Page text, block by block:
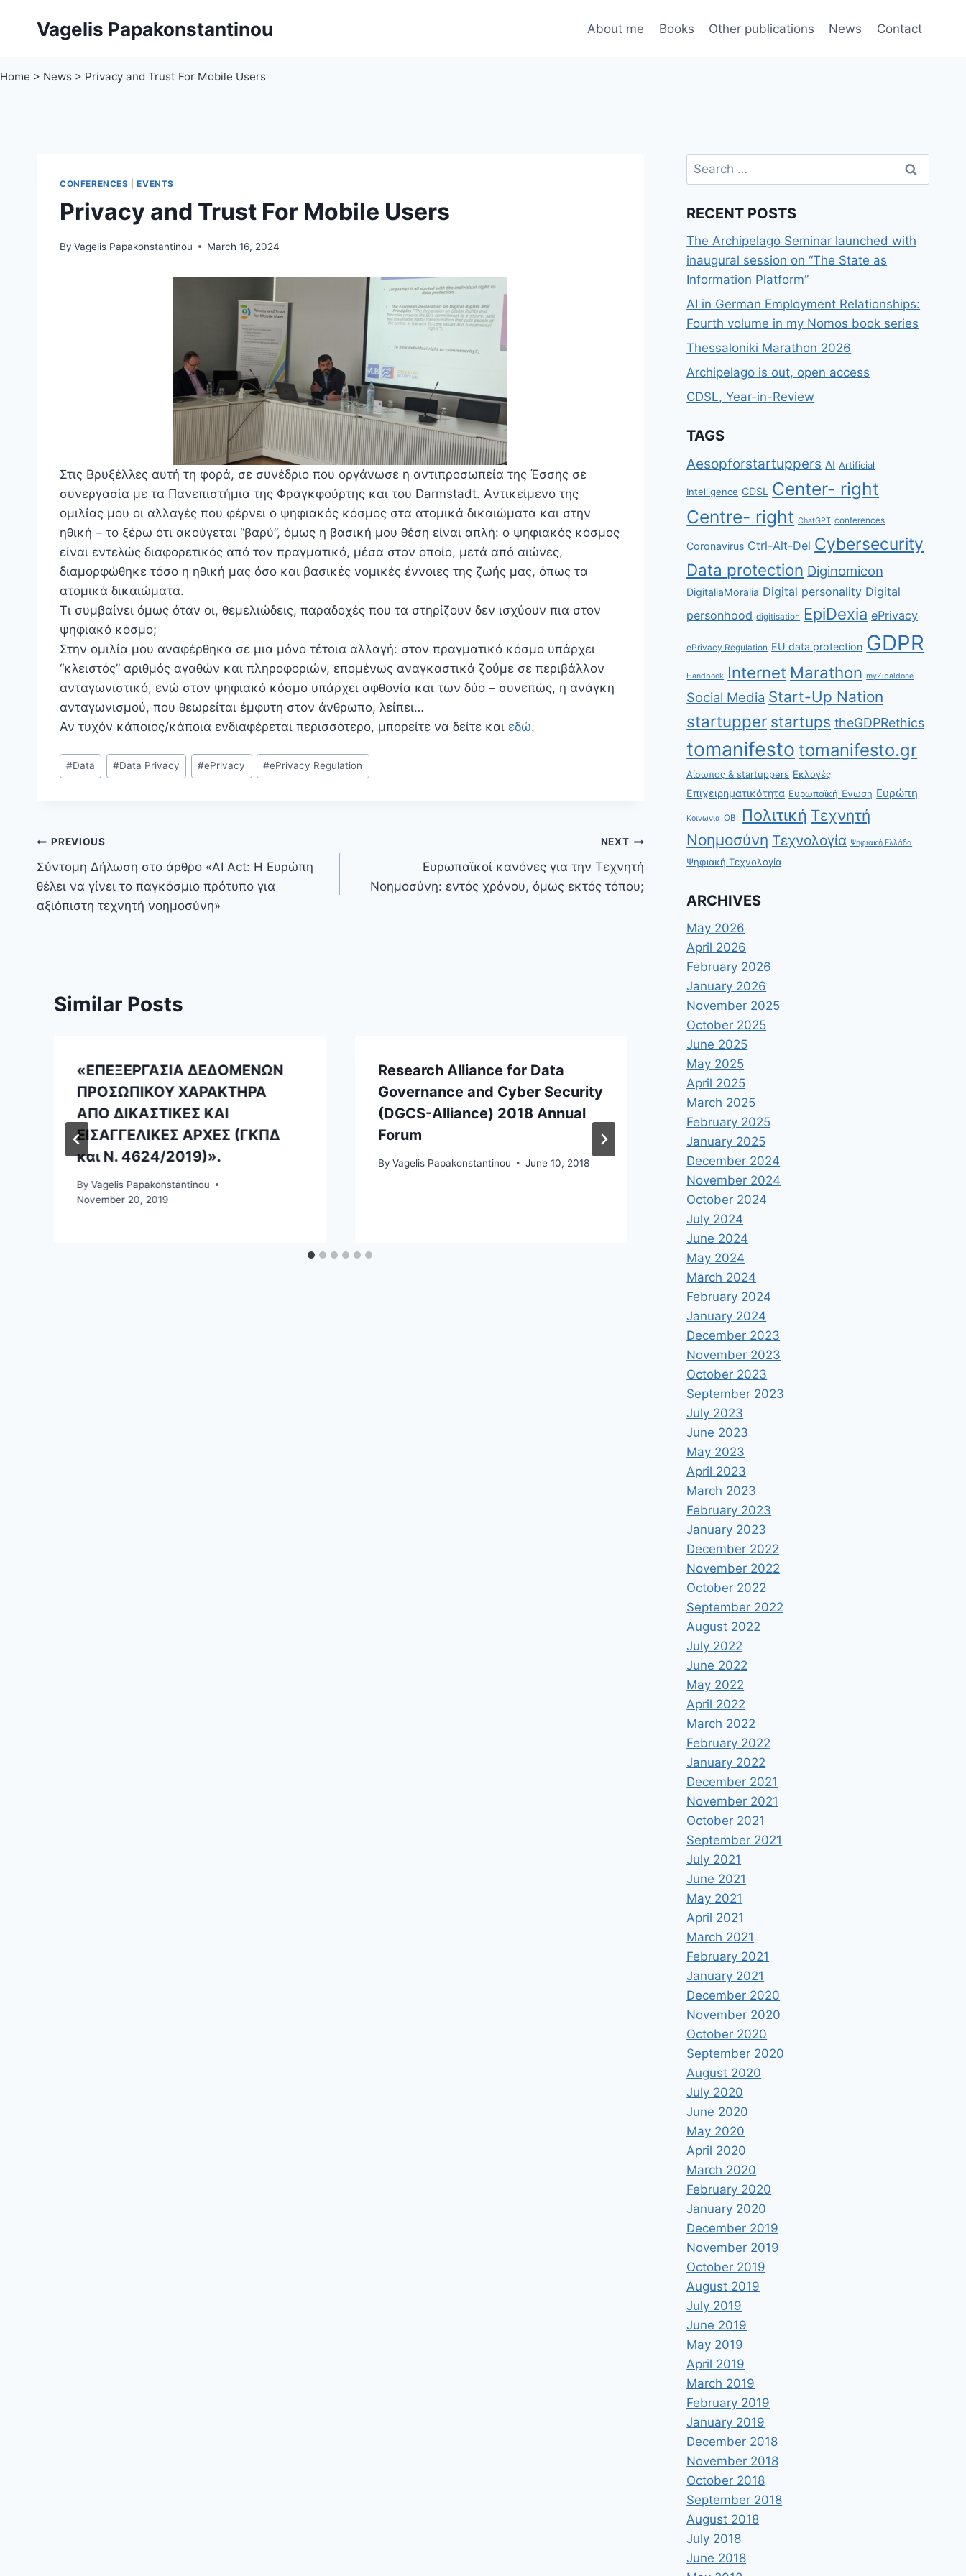
Vagelis Papakonstantinou About me Books Other publications News Contact
Home > News > Privacy and Trust For Mobile Users
CONFERENCES |EVENTS
Privacy and Trust For Mobile Users
By Vagelis Papakonstantinou March 16, 2024
Στις Βρυξέλλες αυτή τη φορά, σε συνέδριο που οργάνωσε η αντιπροσωπεία της Έσσης σε
συνεργασία με τα Πανεπιστήμια της Φραγκφούρτης και του Darmstadt. Aντικείμενο της
ομιλίας μου οι αλλαγές που φέρνει ο ψηφιακός κόσμος στα ατομικά δικαιώματα και στην
ηθική – το ξέρω ότι ακούγεται “βαρύ”, όμως η βασική μου θέση είναι απλή: ο ψηφιακός κόσμος
είναι εντελώς διαφορετικός από τον πραγματικό, μέσα στον οποίο, μετά από αιώνες,
διαμορφώθηκε τόσο η ηθική μας όσο και βασικές νομικές έννοιες της ζωής μας, όπως τα
ατομικά δικαιώματα.
Τι συμβαίνει όμως όταν οι, θεμελιώδεις, παραδοχές που τα στηρίζουν δεν ισχύουν πια στον
ψηφιακό κόσμο;
Στην ομιλία μου αναφέρθηκα σε μια μόνο τέτοια αλλαγή: στον πραγματικό κόσμο υπάρχει
“κλειστός” αριθμός αγαθών και πληροφοριών, επομένως αναγκαστικά ζούμε σε περιβάλλον
ανταγωνιστικό, ενώ στον ψηφιακό κόσμο υπάρχει αφθονία και των δύο – συνεπώς, η ανάγκη
ανταγωνισμού, που θεωρείται έμφυτη στον άνθρωπο, λείπει…
Αν τυχόν κάποιος/κάποια ενδιαφέρεται περισσότερο, μπορείτε να δείτε και εδώ.
Post
Tags:
#Data #Data Privacy #ePrivacy #ePrivacy Regulation
Post
navigation
PREVIOUS
Σύντομη Δήλωση στο άρθρο «AI Act: Η Ευρώπη
θέλει να γίνει το παγκόσμιο πρότυπο για
αξιόπιστη τεχνητή νοημοσύνη»
NEXT
Ευρωπαϊκοί κανόνες για την Τεχνητή
Νοημοσύνη: εντός χρόνου, όμως εκτός τόπου;
Similar Posts
«ΕΠΕΞΕΡΓΑΣΙΑ ΔΕΔΟΜΕΝΩΝ
ΠΡΟΣΩΠΙΚΟΥ ΧΑΡΑΚΤΗΡΑ
ΑΠΟ ΔΙΚΑΣΤΙΚΕΣ ΚΑΙ
ΕΙΣΑΓΓΕΛΙΚΕΣ ΑΡΧΕΣ (ΓΚΠΔ
και Ν. 4624/2019)».
By Vagelis Papakonstantinou
November 20, 2019
Research Alliance for Data
Governance and Cyber Security
(DGCS-Alliance) 2018 Annual
Forum
By Vagelis Papakonstantinou June 10, 2018
2ο Διεθνές Συνέδριο για την
Τεχνητή Νοημοσύνη (Quo
Vadis AI?)
By Vagelis Papakonstantinou
Search
for:
RECENT POSTS
The Archipelago Seminar launched with
inaugural session on “The State as
Information Platform”
AI in German Employment Relationships:
Fourth volume in my Nomos book series
Thessaloniki Marathon 2026
Archipelago is out, open access
CDSL, Year-in-Review
TAGS
Aesopforstartuppers AI Artificial
Intelligence CDSL
Center- right
Centre- right ChatGPT conferences
Coronavirus Ctrl-Alt-Del Cybersecurity
Data protection Diginomicon
DigitaliaMoralia Digital personality Digital
personhood digitisation EpiDexia ePrivacy
ePrivacy Regulation EU data protection GDPR
Handbook Internet Marathon myZibaldone
Social Media Start-Up Nation
startupper startups theGDPRethics
tomanifesto tomanifesto.gr
Αίσωπος & startuppers Εκλογές
Επιχειρηματικότητα Ευρωπαϊκή Ένωση Ευρώπη
Κοινωνία ΟΒΙ Πολιτική Τεχνητή
Νοημοσύνη Τεχνολογία Ψηφιακή Ελλάδα
Ψηφιακή Τεχνολογία
ARCHIVES
May 2026
April 2026
February 2026
January 2026
November 2025
October 2025
June 2025
May 2025
April 2025
March 2025
February 2025
January 2025
December 2024
November 2024
October 2024
July 2024
June 2024
May 2024
March 2024
February 2024
January 2024
December 2023
November 2023
October 2023
September 2023
July 2023
June 2023
May 2023
April 2023
March 2023
February 2023
January 2023
December 2022
November 2022
October 2022
September 2022
August 2022
July 2022
June 2022
May 2022
April 2022
March 2022
February 2022
January 2022
December 2021
November 2021
October 2021
September 2021
July 2021
June 2021
May 2021
April 2021
March 2021
February 2021
January 2021
December 2020
November 2020
October 2020
September 2020
August 2020
July 2020
June 2020
May 2020
April 2020
March 2020
February 2020
January 2020
December 2019
November 2019
October 2019
August 2019
July 2019
June 2019
May 2019
April 2019
March 2019
February 2019
January 2019
December 2018
November 2018
October 2018
September 2018
August 2018
July 2018
June 2018